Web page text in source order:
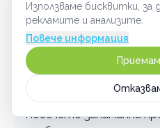
Използваме бисквитки, за
рекламите и анализите.
Повече информация
Да, повечето
възможности за
учебната година.
Какви материали
Повечето занимални